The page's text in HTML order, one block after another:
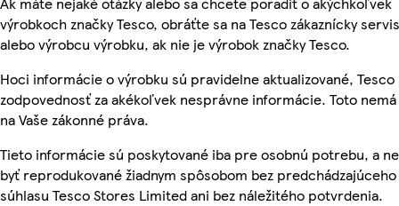
výrobkoch značky Tesco, obráťte sa na Tesco zákaznícky
alebo výrobcu výrobku, ak nie je výrobok značky Tesco.
Hoci informácie o výrobku sú pravidelne aktualizované, Tesco
zodpovednosť za akékoľvek nesprávne informácie. Toto
na Vaše zákonné práva.
Tieto informácie sú poskytované iba pre osobnú potrebu, a
byť reprodukované žiadnym spôsobom bez predchádzajúceho
súhlasu Tesco Stores Limited ani bez náležitého potvrdenia.